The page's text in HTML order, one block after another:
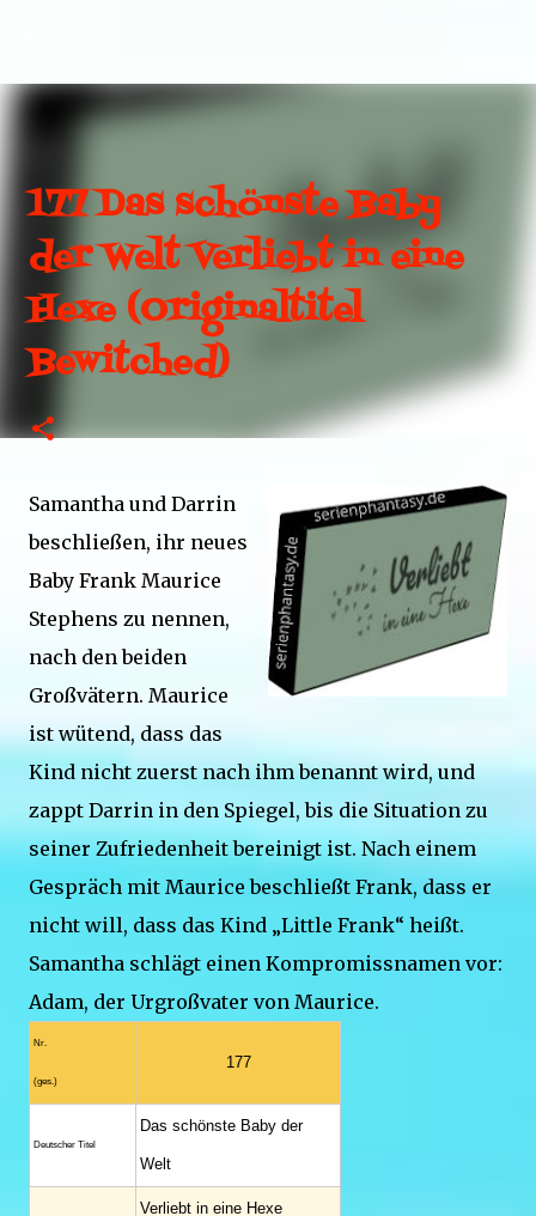
177 Das schönste Baby
der Welt Verliebt in eine
Hexe (Originaltitel
Bewitched)
Samantha und Darrin
beschließen, ihr neues
Baby Frank Maurice
Stephens zu nennen,
nach den beiden
Großvätern. Maurice
ist wütend, dass das
Kind nicht zuerst nach ihm benannt wird, und
zappt Darrin in den Spiegel, bis die Situation zu
seiner Zufriedenheit bereinigt ist. Nach einem
Gespräch mit Maurice beschließt Frank, dass er
nicht will, dass das Kind „Little Frank“ heißt.
Samantha schlägt einen Kompromissnamen vor:
Adam, der Urgroßvater von Maurice.
Nr.
(ges.)
177
Deutscher Titel
Das schönste Baby der
Welt
Verliebt in eine Hexe